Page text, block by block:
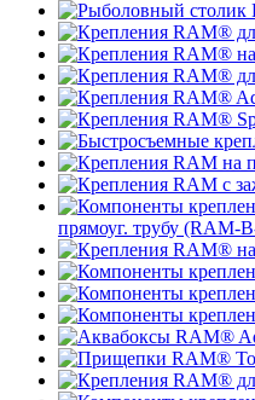
прямоуг. трубу (RAM-